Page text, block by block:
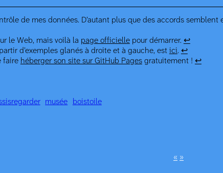
de mes données. D’autant plus que des accords semblent
le Web, mais voilà la page officiellepour démarrer. ↩︎
d’exemples glanés à droite et à gauche, est ici. ↩︎
faire héberger son site sur GitHub Pagesgratuitement ! ↩︎
regarder musée boistoile
« »